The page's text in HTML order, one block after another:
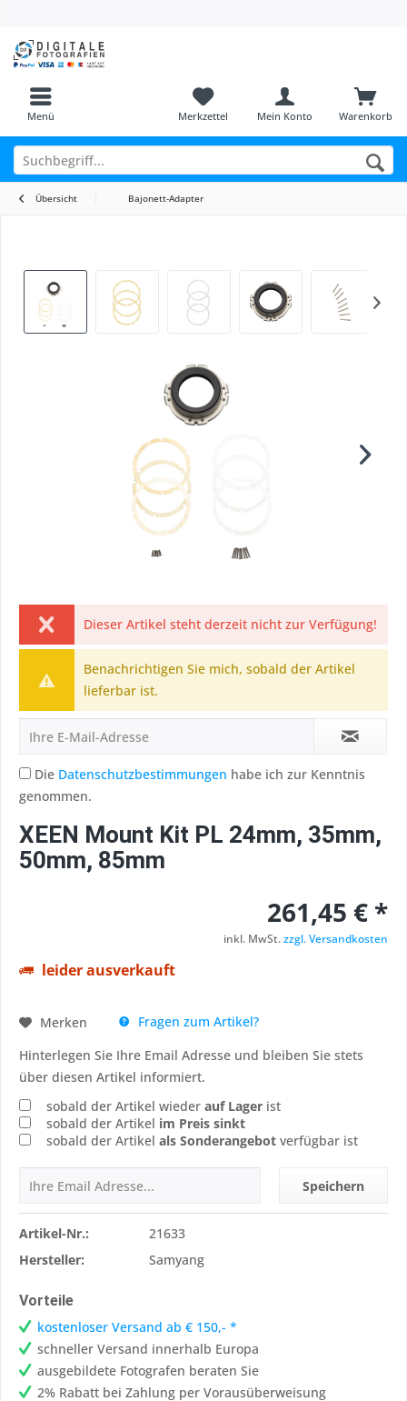
Menü Warenkorb
Merkzettel Mein Konto
Übersicht Bajonett-Adapter
Dieser Artikel steht derzeit nicht zur Verfügung!
Benachrichtigen Sie mich, sobald der Artikel
lieferbar ist.
Die Datenschutzbestimmungen habe ich zur Kenntnis
genommen.
XEEN Mount Kit PL 24mm, 35mm,
50mm, 85mm
261,45 € *
inkl. MwSt.zzgl. Versandkosten
leider ausverkauft
Merken
Fragen zum Artikel?
Hinterlegen Sie Ihre Email Adresse und bleiben Sie stets
über diesen Artikel informiert.
sobald der Artikel wieder auf Lager ist
sobald der Artikel im Preis sinkt
sobald der Artikel als Sonderangebot verfügbar ist
Speichern
Artikel-Nr.:
21633
Hersteller:
Samyang
Vorteile
kostenloser Versand ab € 150,- *
schneller Versand innerhalb Europa
ausgebildete Fotografen beraten Sie
2% Rabatt bei Zahlung per Vorausüberweisung